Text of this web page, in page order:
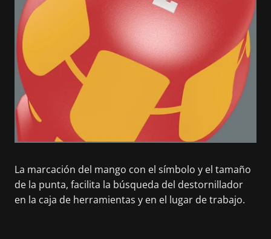
La marcación del mango con el símbolo y el tamaño
de la punta, facilita la búsqueda del destornillador
en la caja de herramientas y en el lugar de trabajo.